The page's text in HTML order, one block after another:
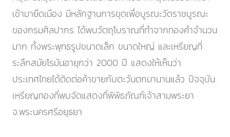
เข้ามายึดเมือง มีหลักฐานการขุดเพื่อบูรณะวัดราชบูรณะ
ของกรมศิลปากร ได้พบวัตถุโบราณที่ทำจากทองคำจำนวน
มาก ทั้งพระพุทธรูปขนาดเล็ก ขนาดใหญ่ และเหรียญที่
ระลึกสมัยโรมันอายุกว่า 2000 ปี แสดงให้เห็นว่า
ประเทศไทยได้ติดต่อค้าขายกับตะวันตกมานานแล้ว ปัจจุบัน
เหรียญทองที่พบจัดแสดงที่พิพิธภัณฑ์เจ้าสามพระยา
จ.พระนครศรีอยุธยา